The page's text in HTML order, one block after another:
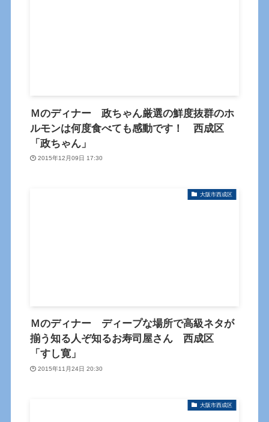
Ｍのディナー 政ちゃん厳選の鮮度抜群のホ
ルモンは何度食べても感動です！ 西成区
「政ちゃん」
2015年12月09日 17:30
大阪市西成区
Ｍのディナー ディープな場所で高級ネタが
揃う知る人ぞ知るお寿司屋さん 西成区
「すし寛」
2015年11月24日 20:30
大阪市西成区